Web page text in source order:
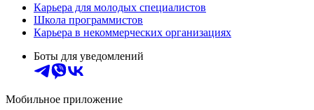
Карьера для молодых специалистов
Школа программистов
Карьера в некоммерческих организациях
Боты для уведомлений
Мобильное приложение